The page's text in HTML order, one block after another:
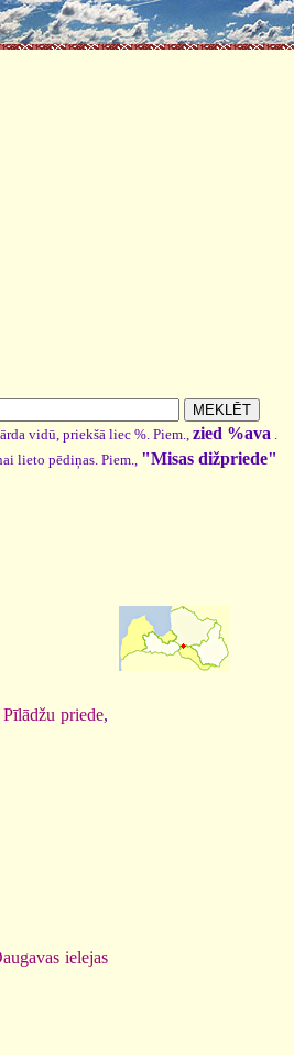
vidū, priekšā liec %. Piem.,zied %ava .
lieto pēdiņas. Piem., "Misas dižpriede"
Pīlādžu priede,
ielejas